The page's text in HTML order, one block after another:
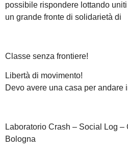
possibile rispondere lottando
un grande fronte di solidarietà di
Classe senza frontiere!
Libertà di movimento!
Devo avere una casa per andare
Laboratorio Crash – Social Log
Bologna